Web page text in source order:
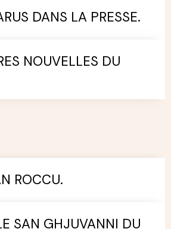
DANS LA PRESSE.
NOUVELLES DU
ROCCU.
SAN GHJUVANNI DU